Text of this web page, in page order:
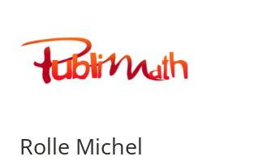
contenu
Publimath
Rolle Michel